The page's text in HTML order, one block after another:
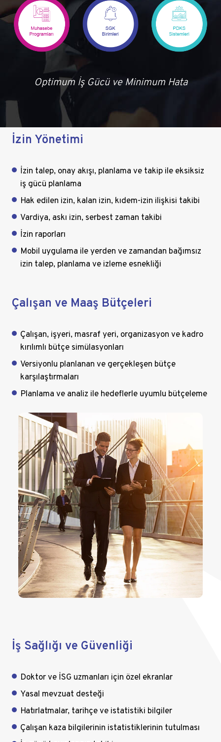
Optimum İş Gücü ve Minimum Hata
İzin Yönetimi
İzin talep, onay akışı, planlama ve takip ile eksiksiz
iş gücü planlama
Hak edilen izin, kalan izin, kıdem-izin ilişkisi takibi
Vardiya, askı izin, serbest zaman takibi
İzin raporları
Mobil uygulama ile yerden ve zamandan bağımsız
izin talep, planlama ve izleme esnekliği
Çalışan ve Maaş Bütçeleri
Çalışan, işyeri, masraf yeri, organizasyon ve kadro
kırılımlı bütçe simülasyonları
Versiyonlu planlanan ve gerçekleşen bütçe
karşılaştırmaları
Planlama ve analiz ile hedeflerle uyumlu bütçeleme
İş Sağlığı ve Güvenliği
Doktor ve İSG uzmanları için özel ekranlar
Yasal mevzuat desteği
Hatırlatmalar, tarihçe ve istatistiki bilgiler
Çalışan kaza bilgilerinin istatistiklerinin tutulması